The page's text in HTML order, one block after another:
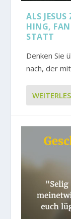
ALS
HING,
TATT
Denken Sie
nach, der